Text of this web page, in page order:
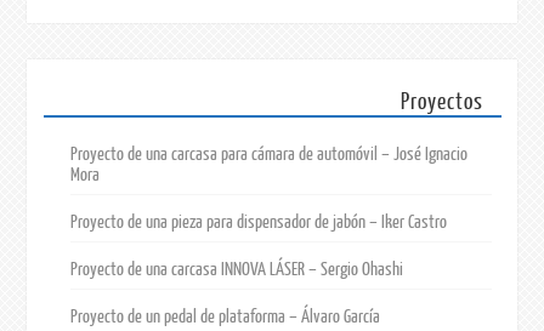
Proyectos
Proyecto de una carcasa para cámara de automóvil – José Ignacio
Mora
Proyecto de una pieza para dispensador de jabón – Iker Castro
Proyecto de una carcasa INNOVA LÁSER – Sergio Ohashi
Proyecto de un pedal de plataforma – Álvaro García